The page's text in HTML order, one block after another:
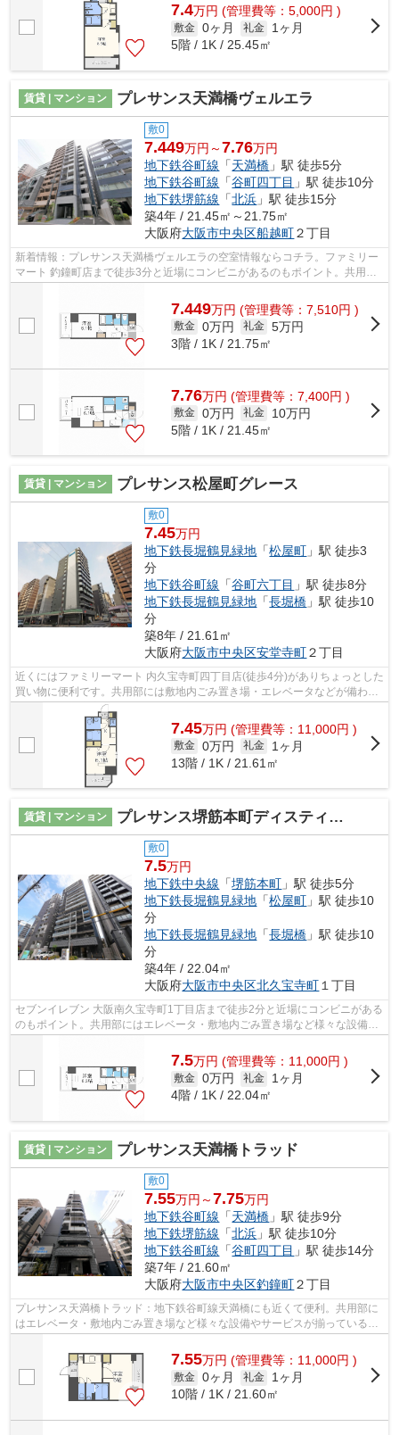
7.4万円 (管理費等：5,000円 )
敷金 0ヶ月 礼金
1ヶ月
5階 / 1K / 25.45㎡
賃貸 | マンション プレサンス天満橋ヴェルエラ
敷0
7.449万円～7.76万円
地下鉄谷町線 「天満橋 」駅 徒歩5分
地下鉄谷町線 「谷町四丁目 」駅 徒歩10分
地下鉄堺筋線 「北浜 」駅 徒歩15分
築4年 / 21.45㎡～21.75㎡
大阪府大阪市中央区船越町２丁目
新着情報：プレサンス天満橋ヴェルエラの空室情報ならコチラ。ファミリー
マート 釣鐘町店まで徒歩3分と近場にコンビニがあるのもポイント。共用部
7.449万円 (管理費等：7,510円 )
敷金 0万円 礼金 5万円
3階 / 1K / 21.75㎡
7.76万円 (管理費等：7,400円 )
敷金 0万円 礼金
10万円
5階 / 1K / 21.45㎡
賃貸 | マンション プレサンス松屋町グレース
敷0
7.45万円
地下鉄長堀鶴見緑地 「松屋町 」駅 徒歩3
分
地下鉄谷町線 「谷町六丁目 」駅 徒歩8分
地下鉄長堀鶴見緑地 「長堀橋 」駅 徒歩10
分
築8年 / 21.61㎡
大阪府大阪市中央区安堂寺町２丁目
近くにはファミリーマート 内久宝寺町四丁目店(徒歩4分)がありちょっとした
買い物に便利です。共用部には敷地内ごみ置き場・エレベータなどが備わっ
ておりとても充実しています。地上1...
7.45万円 (管理費等：11,000円 )
敷金 0万円 礼金
1ヶ月
13階 / 1K / 21.61㎡
賃貸 | マンション プレサンス堺筋本町ディスティニー
敷0
7.5万円
地下鉄中央線 「堺筋本町 」駅 徒歩5分
地下鉄長堀鶴見緑地 「松屋町 」駅 徒歩10
分
地下鉄長堀鶴見緑地 「長堀橋 」駅 徒歩10
分
築4年 / 22.04㎡
大阪府大阪市中央区北久宝寺町 １丁目
セブンイレブン 大阪南久宝寺町1丁目店まで徒歩2分と近場にコンビニがある
のもポイント。共用部にはエレベータ・敷地内ごみ置き場など様々な設備や
サービスが揃っているので便利です。...
7.5万円 (管理費等：11,000円 )
敷金 0万円 礼金
1ヶ月
4階 / 1K / 22.04㎡
賃貸 | マンション プレサンス天満橋トラッド
敷0
7.55万円～7.75万円
地下鉄谷町線 「天満橋 」駅 徒歩9分
地下鉄堺筋線 「北浜 」駅 徒歩10分
地下鉄谷町線 「谷町四丁目 」駅 徒歩14分
築7年 / 21.60㎡
大阪府大阪市中央区釣鐘町２丁目
プレサンス天満橋トラッド：地下鉄谷町線天満橋にも近くて便利。共用部に
はエレベータ・敷地内ごみ置き場など様々な設備やサービスが揃っているの
で便利です。多くの方に好評の、平成3...
7.55万円 (管理費等：11,000円 )
敷金 0ヶ月 礼金
1ヶ月
10階 / 1K / 21.60㎡